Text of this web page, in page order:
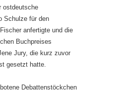
ostdeutsche
Schulze für den
anfertigte und die
Buchpreises
Jury, die kurz zuvor
gesetzt hatte.
Debattenstöckchen